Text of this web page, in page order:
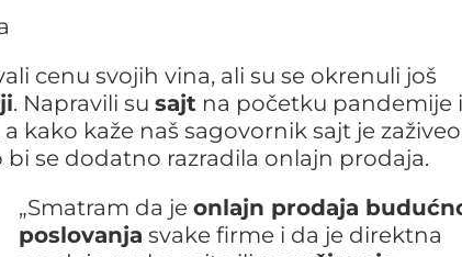
cenu svojih vina, ali su se okrenuli još
. Napravili su sajt na početku pandemije i
kako kaže naš sagovornik sajt je
se dodatno razradila onlajn prodaja.
„Smatram da je onlajn prodaja
poslovanja svake firme i da je direktna